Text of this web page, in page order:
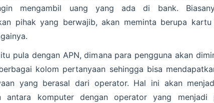
mengambil uang yang ada di bank.
pihak yang berwajib, akan meminta berupa
pula dengan APN, dimana para pengguna akan
kolom pertanyaan sehingga bisa
yang berasal dari operator. Hal ini akan
antara komputer dengan operator yang menjadi